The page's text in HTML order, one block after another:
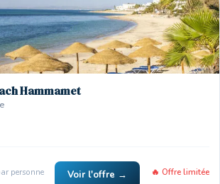
Hammamet
personne Voir l'offre → 🔥 Offre limitée